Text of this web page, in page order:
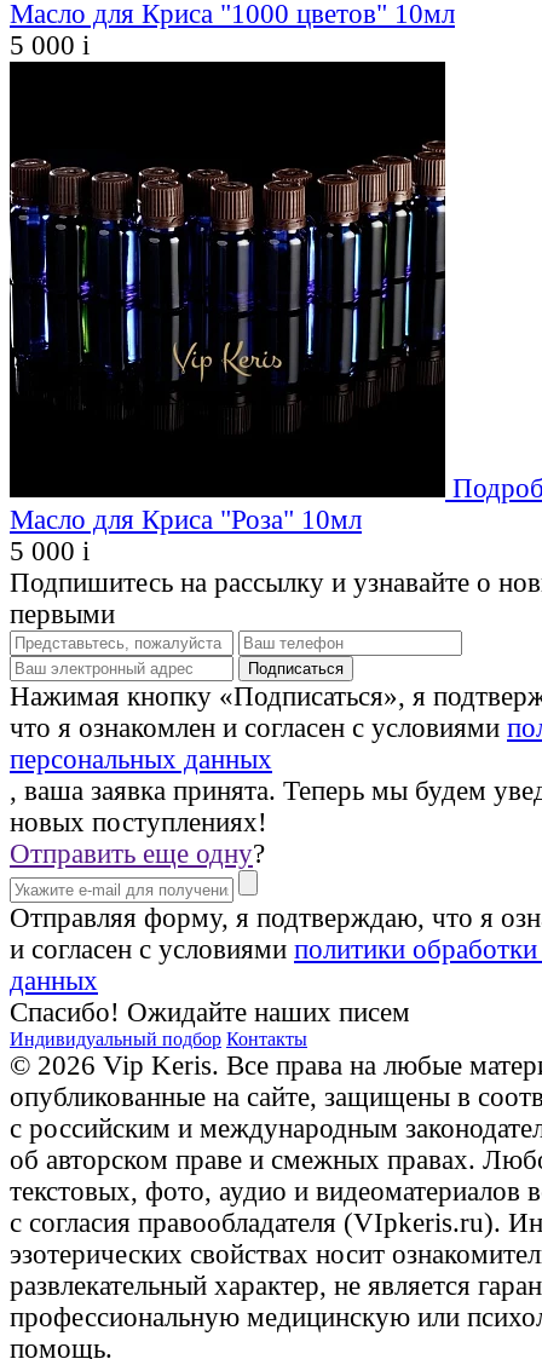
Масло для Криса "1000 цветов" 10мл
5 000 i
Масло для Криса "Роза" 10мл
5 000 i
Подпишитесь на рассылку и узнавайте о
первыми
Нажимая кнопку «Подписаться», я
что я ознакомлен и согласен с условиями
персональных данных
, ваша заявка принята. Теперь мы будем
новых поступлениях!
Отправить еще одну?
Отправляя форму, я подтверждаю, что я
и согласен с условиями политики
данных
Спасибо! Ожидайте наших писем
Индивидуальный подбор Контакты
© 2026 Vip Keris. Все права на любые
опубликованные на сайте, защищены в
с российским и международным
об авторском праве и смежных правах.
текстовых, фото, аудио и видеоматериалов
с согласия правообладателя (VIpkeris.ru).
эзотерических свойствах носит
развлекательный характер, не является
профессиональную медицинскую или
помощь.